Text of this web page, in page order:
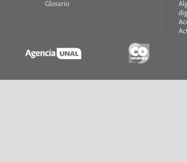
Glosario